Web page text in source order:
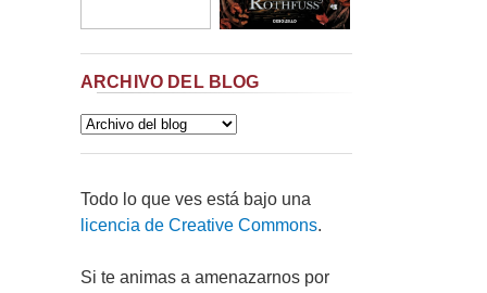
ARCHIVO DEL BLOG
Todo lo que ves está bajo una
licencia de Creative Commons.
Si te animas a amenazarnos por